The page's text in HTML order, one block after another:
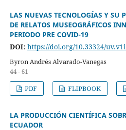
LAS NUEVAS TECNOLOGÍAS Y SU
DE RELATOS MUSEOGRÁFICOS
PERIODO PRE COVID-19
DOI: https://doi.org/10.33324/
Byron Andrés Alvarado-Vanegas
44 - 61
PDF
FLIPBOOK
LA PRODUCCIÓN CIENTÍFICA
ECUADOR